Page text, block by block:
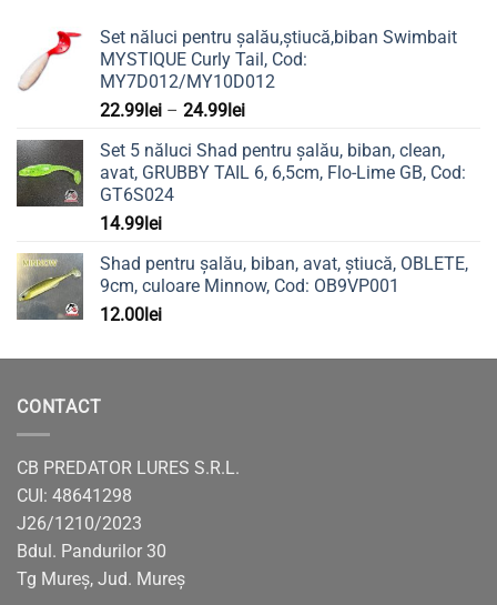
Set năluci pentru șalău,știucă,biban Swimbait
MYSTIQUE Curly Tail, Cod:
MY7D012/MY10D012
22.99 lei – 24.99 leiInterval
prețuri:
22.99lei
Set 5 năluci Shad pentru șalău, biban, clean,
avat, GRUBBY TAIL 6, 6,5cm, Flo-Lime GB, Cod:
GT6S024
14.99 lei
Shad pentru șalău, biban, avat, știucă, OBLETE,
9cm, culoare Minnow, Cod: OB9VP001
12.00 lei
CONTACT
CB PREDATOR LURES S.R.L.
CUI: 48641298
J26/1210/2023
Bdul. Pandurilor 30
Tg Mureș, Jud. Mureș